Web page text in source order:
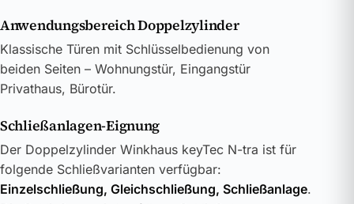
Anwendungsbereich Doppelzylinder
Klassische Türen mit Schlüsselbedienung von
beiden Seiten – Wohnungstür, Eingangstür
Privathaus, Bürotür.
Schließanlagen-Eignung
Der Doppelzylinder Winkhaus keyTec N-tra ist für
folgende Schließvarianten verfügbar:
Einzelschließung, Gleichschließung, Schließanlage.